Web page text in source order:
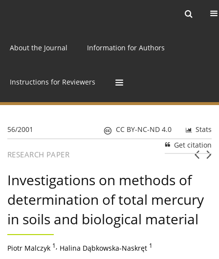
About the Journal Information for Authors
Instructions for Reviewers
56/2001 Stats
CC BY-NC-ND 4.0
Get citation
RESEARCH PAPER
Investigations on methods of
determination of total mercury
in soils and biological material
Piotr Malczyk 1, Halina Dąbkowska-Naskręt 1